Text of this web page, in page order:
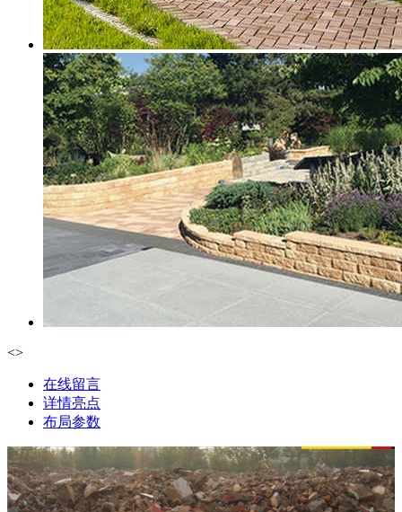
<>
在线留言
详情亮点
布局参数